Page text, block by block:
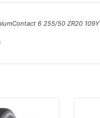
6 255/50 ZR20 109Y